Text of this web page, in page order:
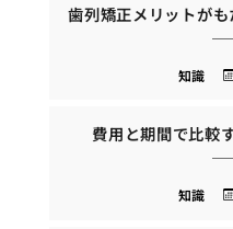
歯列矯正メリットが
知識
費用と期間で比較
知識